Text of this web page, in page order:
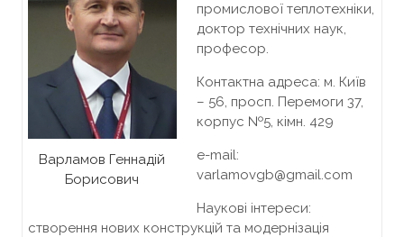
Варламов Геннадій
Борисович
промислової теплотехніки,
доктор технічних наук,
професор.
Контактна адреса: м. Київ
– 56, просп. Перемоги 37,
корпус №5, кiмн. 429
e-mail:
varlamovgb@gmail.com
Наукові інтереси:
створення нових конструкцій та модернізація